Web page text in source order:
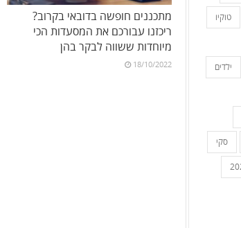
מתכננים חופשה בדובאי בקרוב?
ריכזנו עבורכם את המסעדות הכי
מיוחדות ששווה לבקר בהן
18/10/2022
טוקיו
ילדים
סקי